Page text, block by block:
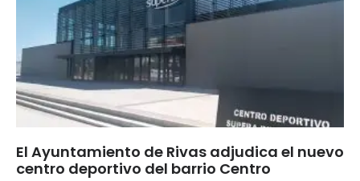
El Ayuntamiento de Rivas adjudica el nuevo
centro deportivo del barrio Centro